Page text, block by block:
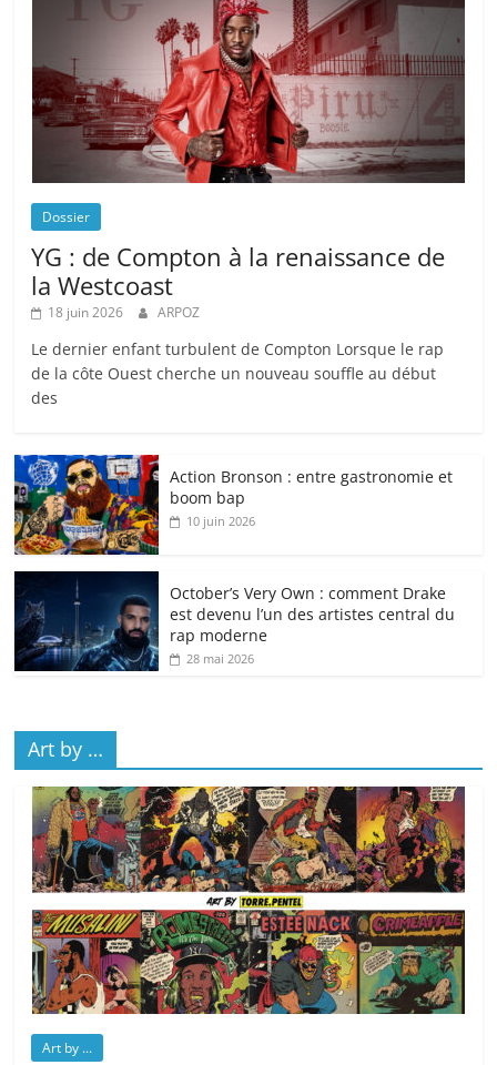
Dossier
YG : de Compton à la renaissance de
la Westcoast
18 juin 2026 ARPOZ
Le dernier enfant turbulent de Compton Lorsque le rap
de la côte Ouest cherche un nouveau souffle au début
des
Action Bronson : entre gastronomie et
boom bap
10 juin 2026
October’s Very Own : comment Drake
est devenu l’un des artistes central du
rap moderne
28 mai 2026
Art by …
Art by ...